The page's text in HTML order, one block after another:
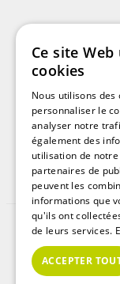
Ce site
cookies
Nous utilisons des
personnaliser le
analyser notre
également des
utilisation de
partenaires de
peuvent les
informations que
qu'ils ont
de leurs services.
ACCEPTER